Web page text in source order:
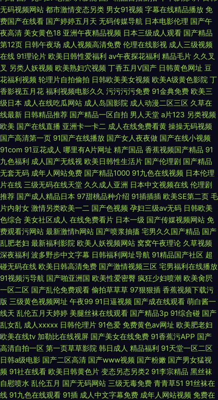
无码视频网站 都市激情变态另类 男女91视频 字幕在线精品播放 免
费国产在线看 国产婷婷五月天 无码传媒导航 日本电影伦理 国产午
夜高清 美女黄色18 亚洲午夜精品视频 日本三级成人观看 国产精品
第12页 日韩午夜场 成人视频高清免费 伦理在线影视 成人三级视频
在线 91理论片 欧美日韩性爱福利 av午夜探花福利 精品毛片 久久叉
叉 另类人妖视频 欧美熟妇穴视频 丁香五月V国产 日韩黄色网址 豆
花福利视频 轮理片自拍偷拍 日韩欧美美女视频 欧美A级黄色影院 丁
香影视五月花 福利视频电影久久 污污污污免费 91金典免费 欧美三
级日本 成人在线吃瓜网站 成人岛国影院 成人动漫二区三区 久草在
线最新 日韩精品推荐 国产精品一区自拍 男人天堂 a片123 另类视频
欧美 国产在线直播 亚洲卡一卡二 成人在线免费看黄 操操无码视频
国产高清第一页 91国产在线播放 国产女人夜夜做 国产在线小视频
91com 91豆花成人 哪里有A片网址 精产国品 香蕉视频国产精品 91
九色福利 成人国产无线视 欧美日韩性生活片 国产伦理剧 国产精品
无套无码 成年人网站免费 国产精品1000 91九色在线视频 日本伦理
片在线 三级无码在线天堂 久久成人亚洲 日本中文视频在线 伦理剧
推荐 国产成人精品日本 97甜桃品种介绍 91插插插 欧美SE第二页 毛
片内射女 激情另类欧美一二 国产色视频 孕妇三级av无码 日韩欧美
色综合 美女社区成人 在线免费看片 日本一级 国产传媒视频网站 免
费观看污网站 最新激情h网站 国产喷浆抽搐 宅男久久国产精品 国产
乱肥老妇 最新福利影院 欧美人妖视频网站 窝窝午夜理论 久草视频
深夜福利 波多野步中文字幕 日韩福利网址导航 91精品国产社区 超
碰无码在线 欧美日韩高清免费 国产激情视频三区 宅男福利在线播放
91视频污导航 国产啪亚洲国 欧美性爱密臀 疯狂少妇喷潮 欧美肏屄
一区二区 国产乱伦免费观看 偷拍草草草 97狠狠插 香蕉视频下载污
版 三级黄色视频网址 午夜99 91日逼视频 国产成在线观看 萌白酱一
线天 乱伦五月天婷婷 美腿丝袜在线观看 国产精品3p 91综合碰 国产
乱女乱 成人xxxxx 日韩伦理片 91色爱 免费黄色av网址 欧美肥老妇
欧美在线tv 加勒比在线视屏 国产美女在线免费 91香蕉污APP 国产
高清自拍一区 第一页草草影院 韩日成人 精品福利 91天堂一区二区
日韩a级电影 国产二区高清 国产www视频 国产粉嫩 国产男女猛视
频 91社在线看 欧美日韩黄色片 变态另态另类2 91李宗精品 黑丝袜
自慰喷水 乱伦五月 国产无码网站 三级无毒免费 青青草51 91丝袜在
线 91九色在线观看 91插 成人中文字幕免费 成年人网站视频 免费在